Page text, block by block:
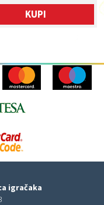
KUPI
igračaka